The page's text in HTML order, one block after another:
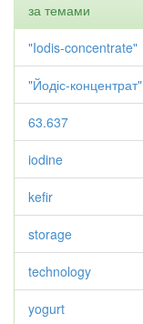
за темами
"Iodis-concentrate"
"Йодіс-концентрат"
63.637
iodine
kefir
storage
technology
yogurt